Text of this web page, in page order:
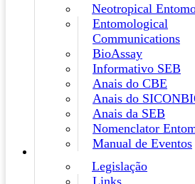
Neotropical
Entomological
Communications
BioAssay
Informativo SEB
Anais do CBE
Anais do
Anais da SEB
Nomenclator
Manual de Eventos
Legislação
Links